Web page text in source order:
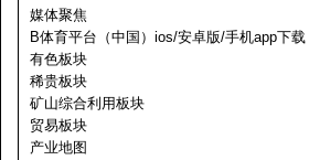
媒体聚焦
B体育平台（中国）ios/安卓版/手机app下载
有色板块
稀贵板块
矿山综合利用板块
贸易板块
产业地图